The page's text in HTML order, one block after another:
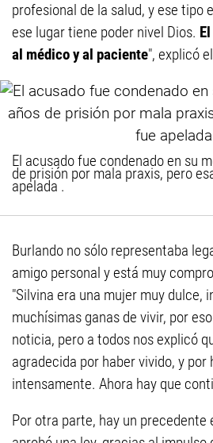
profesional de la salud, y ese tipo
ese lugar tiene poder nivel Dios.
al médico y al paciente", explicó
El acusado fue condenado en su
de prisión por mala praxis, pero
apelada .
Burlando no sólo representaba
amigo personal y está muy
"Silvina era una mujer muy dulce,
muchísimas ganas de vivir, por
noticia, pero a todos nos explicó
agradecida por haber vivido, y por
intensamente. Ahora hay que
Por otra parte, hay un precedente